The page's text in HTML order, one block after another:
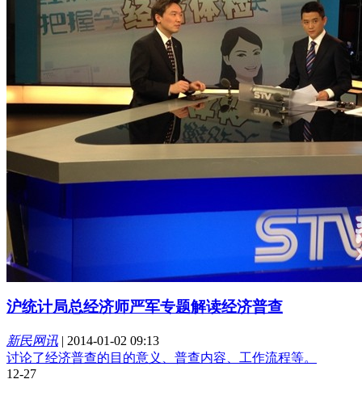
沪统计局总经济师严军专题解读经济普查
新民网讯 | 2014-01-02 09:13
讨论了经济普查的目的意义、普查内容、工作流程等。
12-27